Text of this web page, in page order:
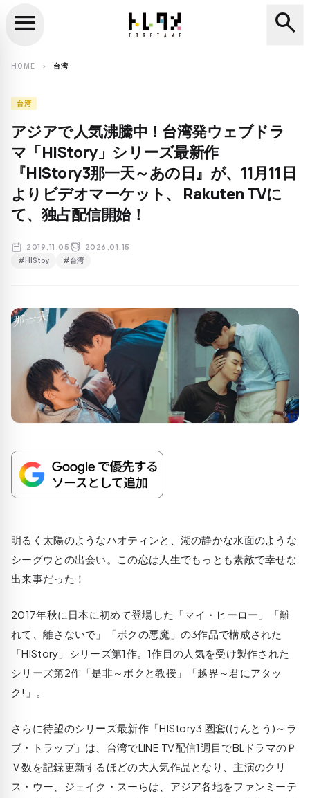
search
menu search
HOME chevron_right 台湾
台湾
アジアで人気沸騰中！台湾発ウェブドラ
マ「HIStory」シリーズ最新作
『HIStory3那一天～あの日』が、11月11日
よりビデオマーケット、 Rakuten TVに
て、独占配信開始！
2019.11.05 2026.01.15
#HIStoy #台湾
明るく太陽のようなハオティンと、湖の静かな水面のような
シーグウとの出会い。この恋は人生でもっとも素敵で幸せな
出来事だった！
2017年秋に日本に初めて登場した「マイ・ヒーロー」「離
れて、離さないで」「ボクの悪魔」の3作品で構成された
「HIStory」シリーズ第1作。1作目の人気を受け製作された
シリーズ第2作「是非～ボクと教授」「越界～君にアタッ
ク!」。
さらに待望のシリーズ最新作「HIStory3 圏套(けんとう)～ラ
ブ・トラップ」は、台湾でLINE TV配信1週目でBLドラマのＰ
Ｖ数を記録更新するほどの大人気作品となり、主演のクリ
ス・ウー、ジェイク・スーらは、アジア各地をファンミーテ